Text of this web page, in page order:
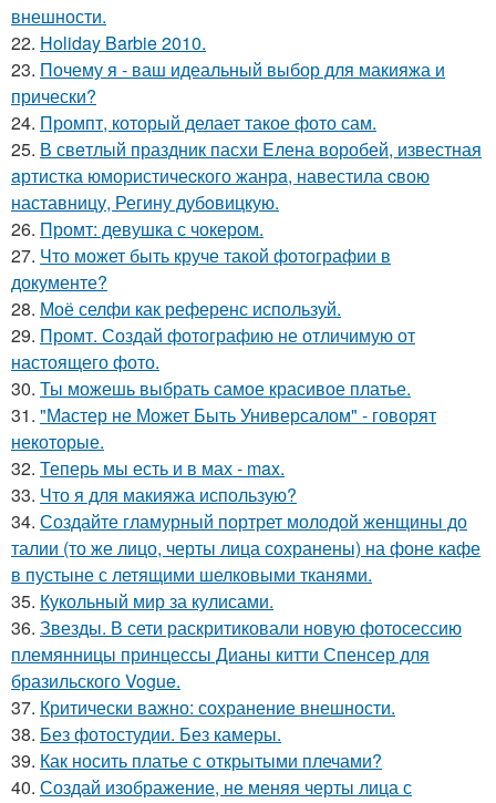
внешности.
22. Holiday Barbie 2010.
23. Почему я - ваш идеальный выбор для макияжа и
прически?
24. Промпт, который делает такое фото сам.
25. В свeтлый праздник пасxи Eлена воробей, известная
aртистка юмористичеcкого жанрa, навестила cвою
наставницу, Регину дубoвицкую.
26. Промт: девушка с чокером.
27. Что может быть круче такой фотографии в
документе?
28. Моё селфи как референс используй.
29. Промт. Создай фотографию не отличимую от
настоящего фото.
30. Ты можешь выбрать самое красивое платье.
31. "Мастер не Может Быть Универсалом" - говорят
некоторые.
32. Теперь мы есть и в мах - max.
33. Что я для макияжа использую?
34. Создайте гламурный портрет молодой женщины до
талии (то же лицо, черты лица сохранены) на фоне кафе
в пустыне с летящими шелковыми тканями.
35. Кукольный мир за кулисами.
36. Звезды. В сети раскритиковали новую фотосессию
племянницы принцессы Дианы китти Спенсер для
бразильского Vogue.
37. Критически важно: сохранение внешности.
38. Без фотостудии. Без камеры.
39. Как носить платье с открытыми плечами?
40. Создай изображение, не меняя черты лица с